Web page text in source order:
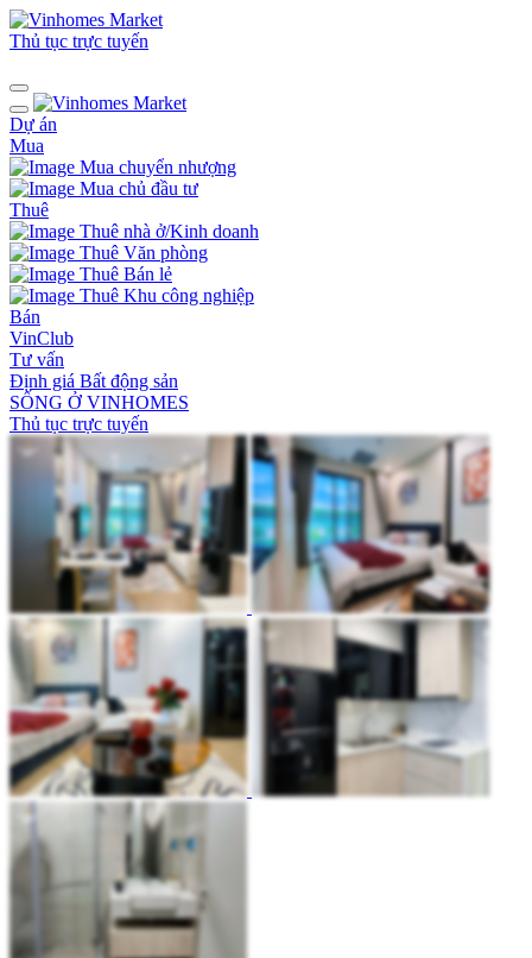
Thủ tục trực tuyến
Dự án
Mua
Mua chuyển nhượng
Mua chủ đầu tư
Thuê
Thuê nhà ở/Kinh doanh
Thuê Văn phòng
Thuê Bán lẻ
Thuê Khu công nghiệp
Bán
VinClub
Tư vấn
Định giá Bất động sản
SỐNG Ở VINHOMES
Thủ tục trực tuyến